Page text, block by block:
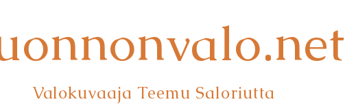
Valokuvaaja Teemu Saloriutta